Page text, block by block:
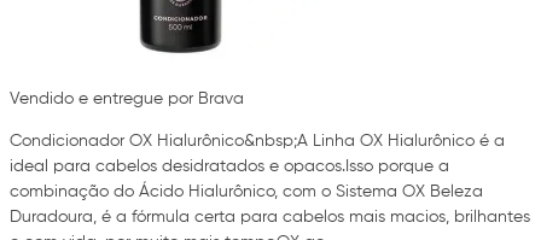
Vendido e entregue por Brava
Condicionador OX Hialurônico&nbsp;A Linha OX Hialurônico é a
ideal para cabelos desidratados e opacos.Isso porque a
combinação do Ácido Hialurônico, com o Sistema OX Beleza
Duradoura, é a fórmula certa para cabelos mais macios, brilhantes